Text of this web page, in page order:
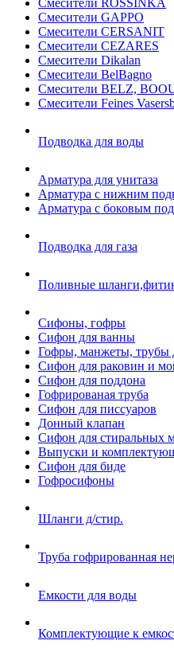
Смесители ROSSINKA
Смесители GAPPO
Смесители CERSANIT
Смесители CEZARES
Смесители Dikalan
Смесители BelBagno
Смесители BELZ,
Смесители Feines
Подводка для воды
Арматура для унитаза
Арматура с нижним
Арматура с боковым
Подводка для газа
Поливные
Сифоны, гофры
Сифон для ванны
Гофры, манжеты, трубы
Сифон для раковин и
Сифон для поддона
Гофрированая труба
Сифон для писсуаров
Донный клапан
Сифон для стиральных
Выпуски и
Сифон для биде
Гофросифоны
Шланги д/стир.
Труба гофрированная
Емкости для воды
Комплектующие к